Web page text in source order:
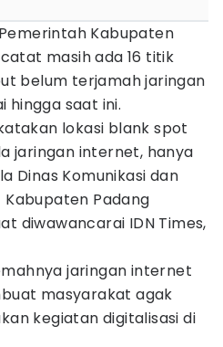
Pemerintah Kabupaten
masih ada 16 titik
belum terjamah jaringan
hingga saat ini.
lokasi blank spot
jaringan internet, hanya
Dinas Komunikasi dan
Padang
diwawancarai IDN Times,
jaringan internet
masyarakat agak
kegiatan digitalisasi di